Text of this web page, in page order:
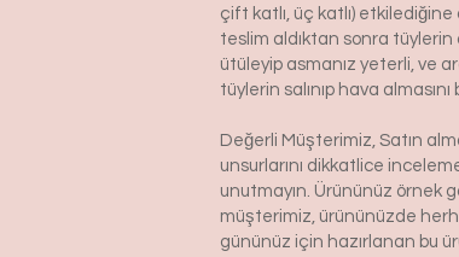
çift katlı, üç katlı)
teslim aldıktan sonra tüylerin
ütüleyip asmanız yeterli, ve
tüylerin salınıp hava
Değerli Müşterimiz, Satın
unsurlarını dikkatlice
unutmayın. Ürününüz örnek
müşterimiz, ürününüzde
gününüz için hazırlanan bu